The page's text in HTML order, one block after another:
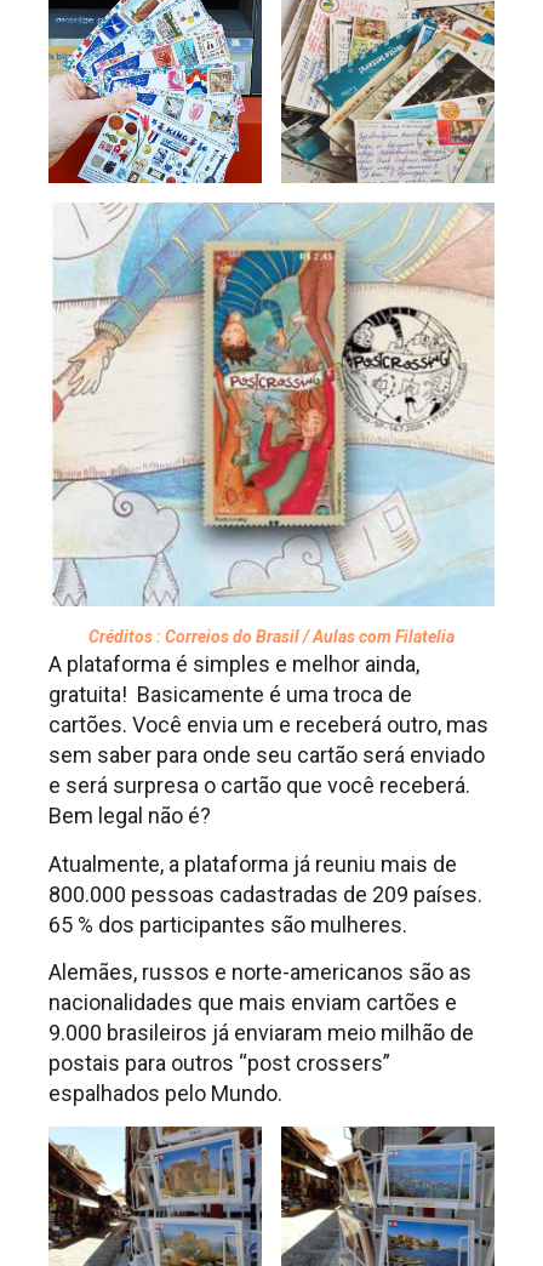
Créditos : Correios do Brasil / Aulas com Filatelia
A plataforma é simples e melhor ainda,
gratuita! Basicamente é uma troca de
cartões. Você envia um e receberá outro, mas
sem saber para onde seu cartão será enviado
e será surpresa o cartão que você receberá.
Bem legal não é?
Atualmente, a plataforma já reuniu mais de
800.000 pessoas cadastradas de 209 países.
65 % dos participantes são mulheres.
Alemães, russos e norte-americanos são as
nacionalidades que mais enviam cartões e
9.000 brasileiros já enviaram meio milhão de
postais para outros “post crossers”
espalhados pelo Mundo.